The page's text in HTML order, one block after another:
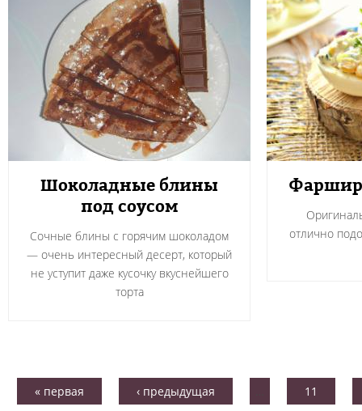
Шоколадные блины
под соусом
Сочные блины с горячим шоколадом
— очень интересный десерт, который
не уступит даже кусочку вкуснейшего
торта
отлично
« первая ‹ предыдущая 11